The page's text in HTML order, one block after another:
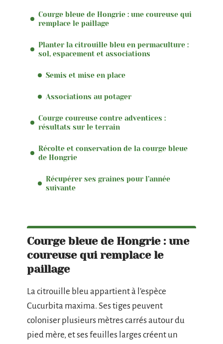
Courge bleue de Hongrie : une coureuse qui
remplace le paillage
Planter la citrouille bleu en permaculture :
sol, espacement et associations
Semis et mise en place
Associations au potager
Courge coureuse contre adventices :
résultats sur le terrain
Récolte et conservation de la courge bleue
de Hongrie
Récupérer ses graines pour l’année
suivante
Courge bleue de Hongrie : une
coureuse qui remplace le
paillage
La citrouille bleu appartient à l’espèce
Cucurbita maxima. Ses tiges peuvent
coloniser plusieurs mètres carrés autour du
pied mère, et ses feuilles larges créent un